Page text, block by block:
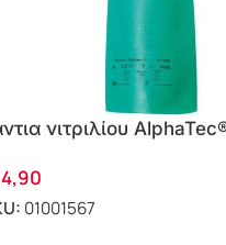
νιτριλίου
01001567